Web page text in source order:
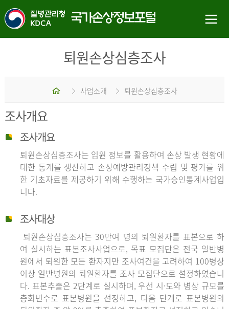
퇴원손상심층조사
홈 사업소개 퇴원손상심층조사
조사개요
조사개요
퇴원손상심층조사는 입원 정보를 활용하여 손상 발생 현황에
대한 통계를 생산하고 손상예방관리정책 수립 및 평가를 위
한 기초자료를 제공하기 위해 수행하는 국가승인통계사업입
니다.
조사대상
퇴원손상심층조사는 30만여 명의 퇴원환자를 표본으로 하
여 실시하는 표본조사사업으로, 목표 모집단은 전국 일반병
원에서 퇴원한 모든 환자지만 조사여건을 고려하여 100병상
이상 일반병원의 퇴원환자를 조사 모집단으로 설정하였습니
다. 표본추출은 2단계로 실시하며, 우선 시·도와 병상 규모를
층화변수로 표본병원을 선정하고, 다음 단계로 표본병원의